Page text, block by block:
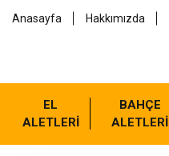
Anasayfa Hakkımızda
EL
ALETLERİ
BAHÇE
ALETLERİ